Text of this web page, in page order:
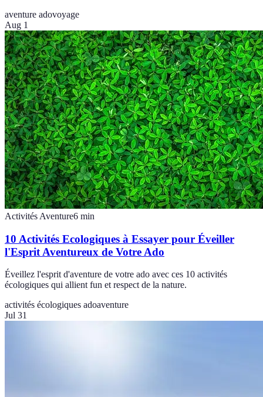
aventure adovoyage
Aug 1
Activités Aventure6 min
10 Activités Ecologiques à Essayer pour Éveiller
l'Esprit Aventureux de Votre Ado
Éveillez l'esprit d'aventure de votre ado avec ces 10 activités
écologiques qui allient fun et respect de la nature.
activités écologiques adoaventure
Jul 31